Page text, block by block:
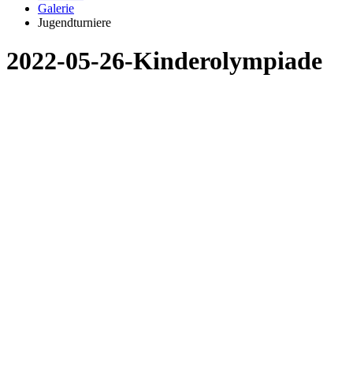
Galerie
Jugendturniere
2022-05-26-Kinderolympiade